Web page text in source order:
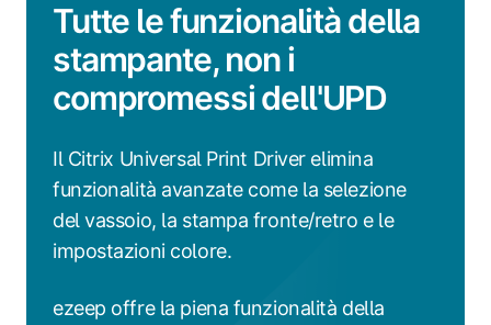
Tutte le funzionalità della
stampante, non i
compromessi dell'UPD
Il Citrix Universal Print Driver elimina
funzionalità avanzate come la selezione
del vassoio, la stampa fronte/retro e le
impostazioni colore.
ezeep offre la piena funzionalità della